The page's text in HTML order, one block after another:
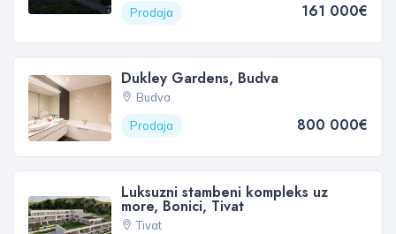
Prodaja
161 000€
Dukley Gardens, Budva
Budva
Prodaja
800 000€
Luksuzni stambeni kompleks uz
more, Bonici, Tivat
Tivat